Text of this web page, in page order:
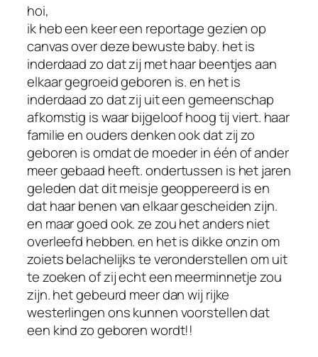
hoi,
ik heb een keer een reportage gezien op
canvas over deze bewuste baby. het is
inderdaad zo dat zij met haar beentjes aan
elkaar gegroeid geboren is. en het is
inderdaad zo dat zij uit een gemeenschap
afkomstig is waar bijgeloof hoog tij viert. haar
familie en ouders denken ook dat zij zo
geboren is omdat de moeder in één of ander
meer gebaad heeft. ondertussen is het jaren
geleden dat dit meisje geoppereerd is en
dat haar benen van elkaar gescheiden zijn.
en maar goed ook. ze zou het anders niet
overleefd hebben. en het is dikke onzin om
zoiets belachelijks te veronderstellen om uit
te zoeken of zij echt een meerminnetje zou
zijn. het gebeurd meer dan wij rijke
westerlingen ons kunnen voorstellen dat
een kind zo geboren wordt!!